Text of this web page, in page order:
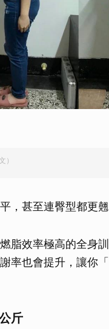
）
，甚至連臀型都更
脂效率極高的全身
率也會提升，讓你
斤